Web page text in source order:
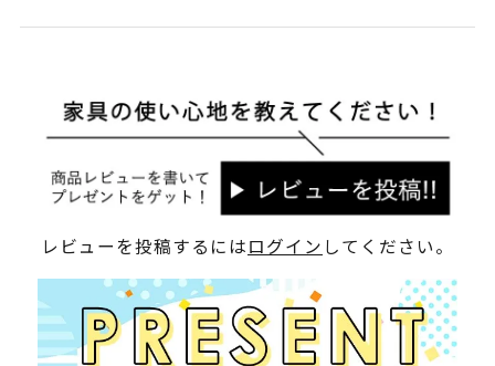
レビューを投稿するにはログイン してください。